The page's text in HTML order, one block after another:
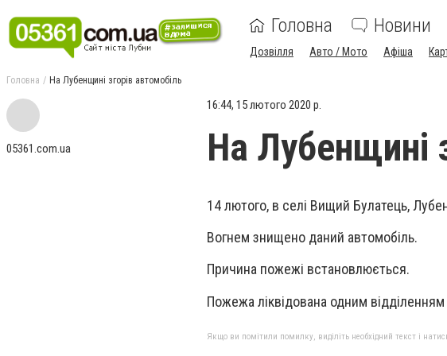
Головна Новини
Дозвілля Авто / Мото Афіша
Головна На Лубенщині згорів автомобіль
05361.com.ua
16:44, 15 лютого 2020 р.
На Лубенщині
14 лютого, в селі Вищий Булатець,
Вогнем знищено даний автомобіль.
Причина пожежі встановлюється.
Пожежа ліквідована одним
Якщо ви помітили помилку, виділіть необхідний текст і